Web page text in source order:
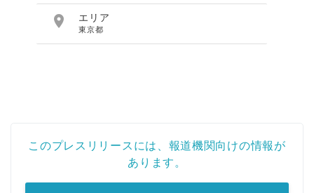
 エリア
東京都
このプレスリリースには、報道機関向けの情報が
あります。